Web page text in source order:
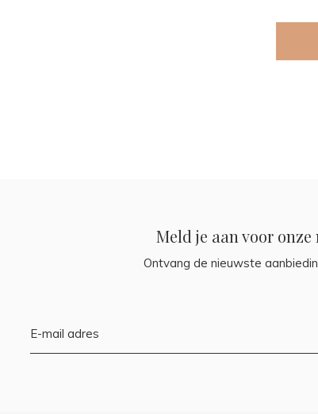
Meld je aan voor
Ontvang de nieuwste